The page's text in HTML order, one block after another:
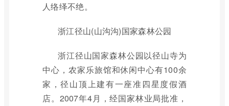
人络绎不绝。
浙江径山(山沟沟)国家森林公园
浙江径山国家森林公园以径山寺为
中心，农家乐旅馆和休闲中心有100余
家，径山顶上建有一座准四星度假酒
店。2007年4月，经国家林业局批准，